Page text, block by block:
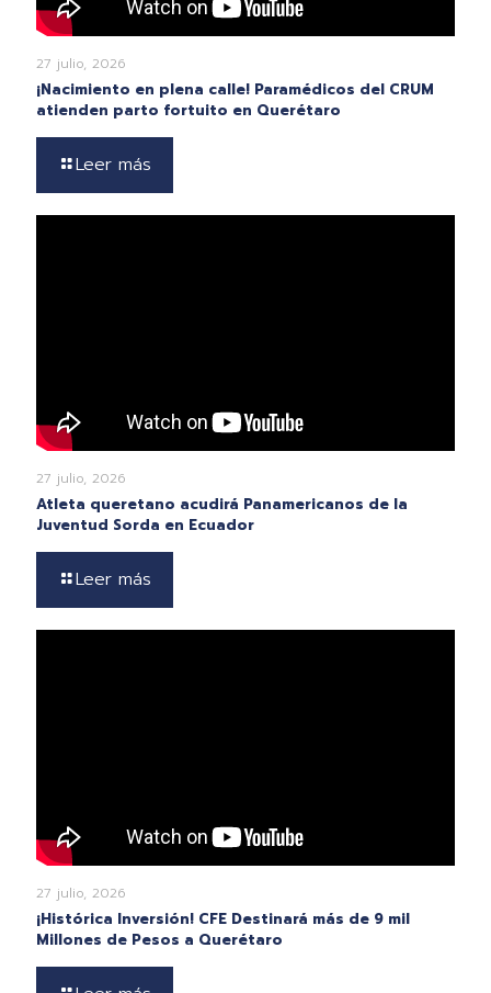
27 julio, 2026
¡Nacimiento en plena calle! Paramédicos del CRUM
atienden parto fortuito en Querétaro
Leer más
27 julio, 2026
Atleta queretano acudirá Panamericanos de la
Juventud Sorda en Ecuador
Leer más
27 julio, 2026
¡Histórica Inversión! CFE Destinará más de 9 mil
Millones de Pesos a Querétaro